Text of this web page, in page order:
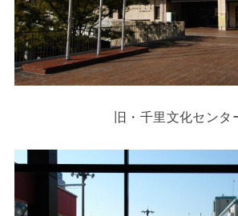
旧・千里文化センタ